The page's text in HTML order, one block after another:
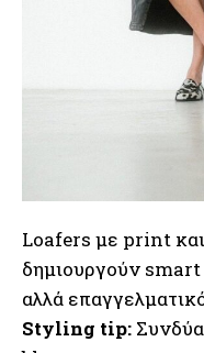
Loafers με print
δημιουργούν
αλλά
Styling tip: